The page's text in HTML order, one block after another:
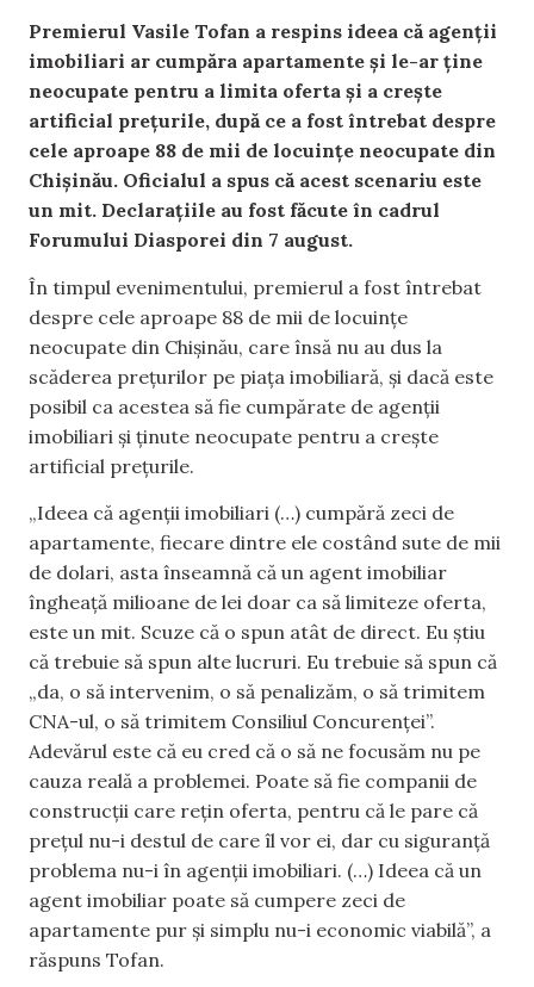
Premierul Vasile Tofan a respins ideea că agenții
imobiliari ar cumpăra apartamente și le-ar ține
neocupate pentru a limita oferta și a crește
artificial prețurile, după ce a fost întrebat despre
cele aproape 88 de mii de locuințe neocupate din
Chișinău. Oficialul a spus că acest scenariu este
un mit. Declarațiile au fost făcute în cadrul
Forumului Diasporei din 7 august.
În timpul evenimentului, premierul a fost întrebat
despre cele aproape 88 de mii de locuințe
neocupate din Chișinău, care însă nu au dus la
scăderea prețurilor pe piața imobiliară, și dacă este
posibil ca acestea să fie cumpărate de agenții
imobiliari și ținute neocupate pentru a crește
artificial prețurile.
„Ideea că agenții imobiliari (…) cumpără zeci de
apartamente, fiecare dintre ele costând sute de mii
de dolari, asta înseamnă că un agent imobiliar
îngheață milioane de lei doar ca să limiteze oferta,
este un mit. Scuze că o spun atât de direct. Eu știu
că trebuie să spun alte lucruri. Eu trebuie să spun că
„da, o să intervenim, o să penalizăm, o să trimitem
CNA-ul, o să trimitem Consiliul Concurenței”.
Adevărul este că eu cred că o să ne focusăm nu pe
cauza reală a problemei. Poate să fie companii de
construcții care rețin oferta, pentru că le pare că
prețul nu-i destul de care îl vor ei, dar cu siguranță
problema nu-i în agenții imobiliari. (…) Ideea că un
agent imobiliar poate să cumpere zeci de
apartamente pur și simplu nu-i economic viabilă”, a
răspuns Tofan.